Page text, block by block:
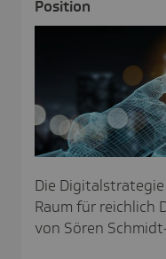
Posi­tion
Die
Raum für reichlich
von Sören